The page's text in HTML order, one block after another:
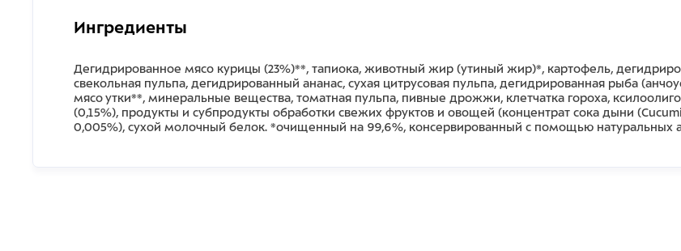
Ингредиенты
Дегидрированное мясо курицы (23%)**, тапиока, животный жир (утиный жир)*, картофель,
свекольная пульпа, дегидрированный ананас, сухая цитрусовая пульпа, дегидрированная рыба
мясо утки**, минеральные вещества, томатная пульпа, пивные дрожжи, клетчатка гороха,
(0,15%), продукты и субпродукты обработки свежих фруктов и овощей (концентрат сока дыни
0,005%), сухой молочный белок. *очищенный на 99,6%, консервированный с помощью натуральных